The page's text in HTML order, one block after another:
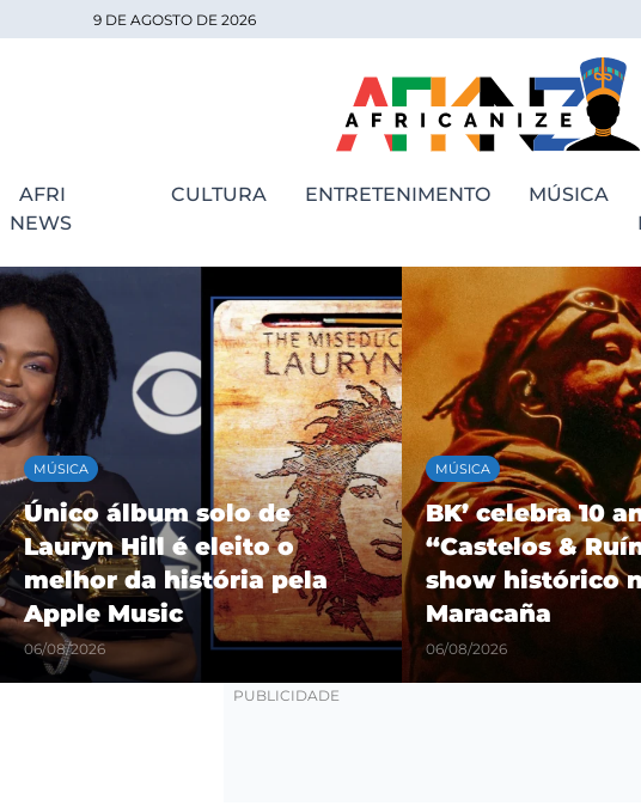
9 DE AGOSTO DE 2026
AFRI
NEWS
CULTURA ENTRETENIMENTO MÚSICA
MÚSICA
Único álbum solo de
Lauryn Hill é eleito o
melhor da história pela
Apple Music
06/08/2026
MÚSICA
BK’ celebra 10
“Castelos &
show histórico
Maracaña
06/08/2026